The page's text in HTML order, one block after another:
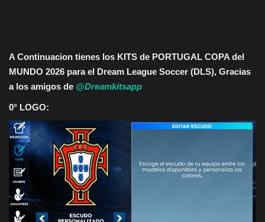
A Continuacion tienes los KITS de PORTUGAL COPA del
MUNDO 2026 para el Dream League Soccer (DLS), Gracias
a los amigos de @Dreamkitsapp
0° LOGO: